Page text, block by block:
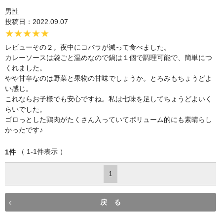
男性
投稿日：2022.09.07
★★★★★
レビューその２。夜中にコバラが減って食べました。
カレーソースは袋ごと温めなので鍋は１個で調理可能で、簡単につ
くれました。
やや甘辛なのは野菜と果物の甘味でしょうか。とろみもちょうどよ
い感じ。
これならお子様でも安心ですね。私は七味を足してちょうどよいく
らいでした。
ゴロっとした鶏肉がたくさん入っていてボリューム的にも素晴らし
かったです♪
1件 （ 1-1件表示 ）
1
戻 る